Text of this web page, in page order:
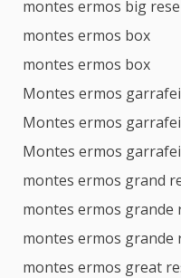
montes ermos big
montes ermos box
montes ermos box
Montes ermos
Montes ermos
Montes ermos
montes ermos grand
montes ermos grande
montes ermos grande
montes ermos great